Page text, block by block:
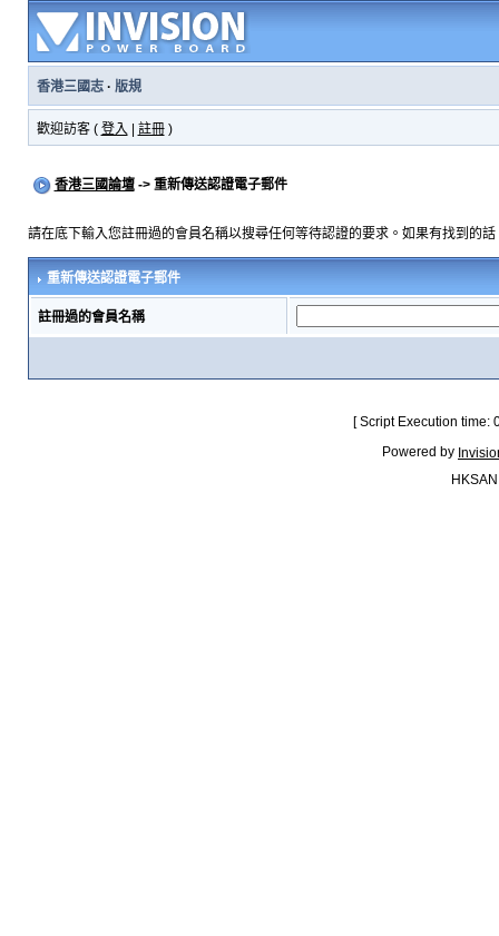
香港三國志· 版規
歡迎訪客 ( 登入 註冊)
香港三國論壇-> 重新傳送認證電子郵件
請在底下輸入您註冊過的會員名稱以搜尋任何等待認證的要求。如果有找到的
重新傳送認證電子郵件
註冊過的會員名稱
[ Script Execution
Powered by